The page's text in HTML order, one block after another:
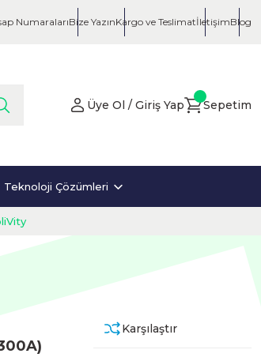
NumaralarıBize YazınKargo ve TeslimatİletişimBlog
Üye Ol / Giriş Yap Sepetim
Teknoloji Çözümleri
Karşılaştır